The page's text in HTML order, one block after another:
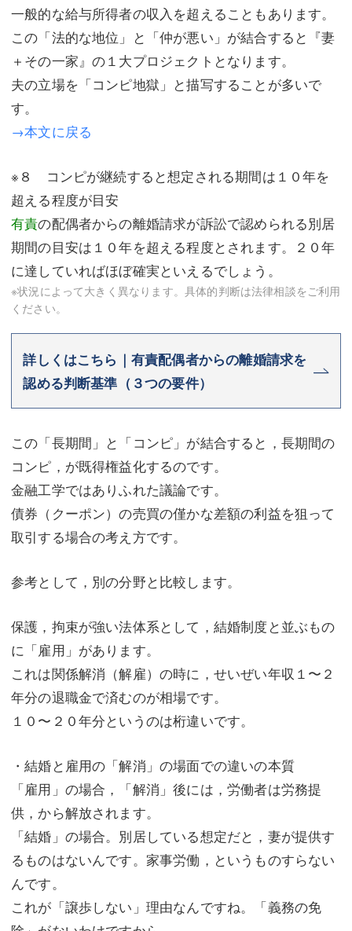
一般的な給与所得者の収入を超えることもあります。
この「法的な地位」と「仲が悪い」が結合すると『妻
＋その一家』の１大プロジェクトとなります。
夫の立場を「コンピ地獄」と描写することが多いで
す。
→本文に戻る
※８ コンピが継続すると想定される期間は１０年を
超える程度が目安
有責の配偶者からの離婚請求が訴訟で認められる別居
期間の目安は１０年を超える程度とされます。２０年
に達していればほぼ確実といえるでしょう。
※状況によって大きく異なります。具体的判断は法律相談をご利用
ください。
詳しくはこちら｜有責配偶者からの離婚請求を
認める判断基準（３つの要件）
この「長期間」と「コンピ」が結合すると，長期間の
コンピ，が既得権益化するのです。
金融工学ではありふれた議論です。
債券（クーポン）の売買の僅かな差額の利益を狙って
取引する場合の考え方です。
参考として，別の分野と比較します。
保護，拘束が強い法体系として，結婚制度と並ぶもの
に「雇用」があります。
これは関係解消（解雇）の時に，せいぜい年収１〜２
年分の退職金で済むのが相場です。
１０〜２０年分というのは桁違いです。
・結婚と雇用の「解消」の場面での違いの本質
「雇用」の場合，「解消」後には，労働者は労務提
供，から解放されます。
「結婚」の場合。別居している想定だと，妻が提供す
るものはないんです。家事労働，というものすらない
んです。
これが「譲歩しない」理由なんですね。「義務の免